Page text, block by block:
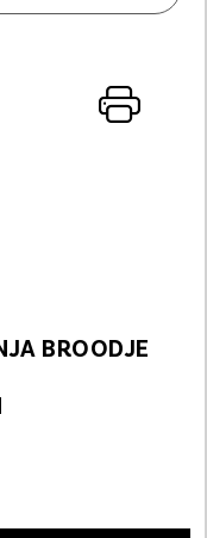
BROODJE